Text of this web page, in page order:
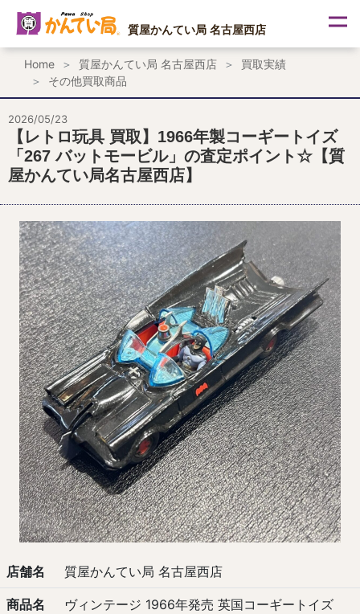
ス
プ
質屋かんてい局 名古屋西店
Home 質屋かんてい局 名古屋西店
買取実績
その他買取商品
2026/05/23
【レトロ玩具 買取】1966年製コーギートイズ
「267 バットモービル」の査定ポイント☆【質
屋かんてい局名古屋西店】
店舗名 質屋かんてい局 名古屋西店
商品名
ヴィンテージ 1966年発売 英国コーギートイズ